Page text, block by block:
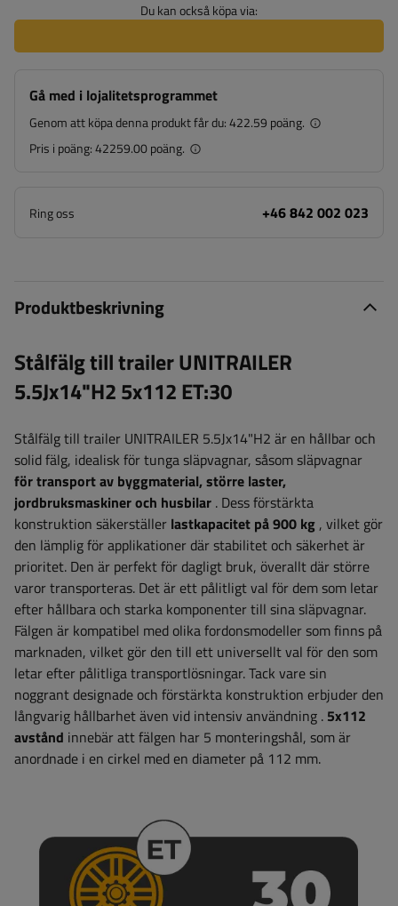
Du kan också köpa via:
Gå med i lojalitetsprogrammet
Genom att köpa denna produkt får du:422.59 poäng.
Pris i poäng:42259.00 poäng.
Ring oss +46 842 002 023
Produktbeskrivning
Stålfälg till trailer UNITRAILER
5.5Jx14"H2 5x112 ET:30
Stålfälg till trailer UNITRAILER 5.5Jx14"H2 är en hållbar och
solid fälg, idealisk för tunga släpvagnar, såsom släpvagnar
för transport av byggmaterial, större laster,
jordbruksmaskiner och husbilar . Dess förstärkta
konstruktion säkerställer lastkapacitet på 900 kg , vilket gör
den lämplig för applikationer där stabilitet och säkerhet är
prioritet. Den är perfekt för dagligt bruk, överallt där större
varor transporteras. Det är ett pålitligt val för dem som letar
efter hållbara och starka komponenter till sina släpvagnar.
Fälgen är kompatibel med olika fordonsmodeller som finns på
marknaden, vilket gör den till ett universellt val för den som
letar efter pålitliga transportlösningar. Tack vare sin
noggrant designade och förstärkta konstruktion erbjuder den
långvarig hållbarhet även vid intensiv användning . 5x112
avstånd innebär att fälgen har 5 monteringshål, som är
anordnade i en cirkel med en diameter på 112 mm.